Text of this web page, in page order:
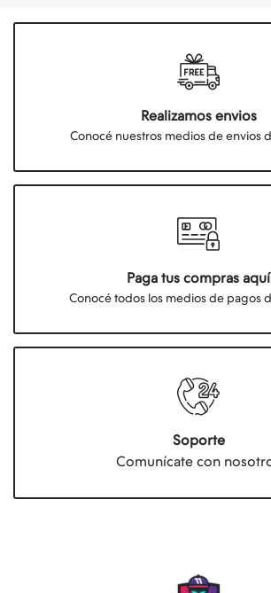
Realizamos envios
Conocé nuestros medios de envios
Paga tus compras aquí
Conocé todos los medios de pagos
Soporte
Comunícate con